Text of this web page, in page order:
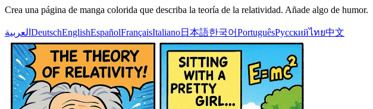
Crea una página de manga colorida que describa la teoría de la relatividad. Añade algo de humor.
العربية DeutschEnglishEspañolFrançaisItaliano日本語한국어PortuguêsРусскийไทย中文